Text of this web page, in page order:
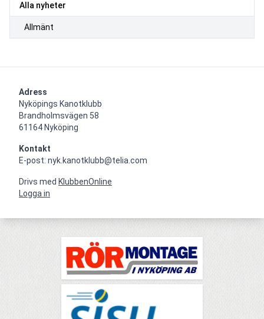
Alla nyheter
Allmänt
Adress
Nyköpings Kanotklubb
Brandholmsvägen 58
61164 Nyköping
Kontakt
E-post: nyk.kanotklubb@telia.com
Drivs med KlubbenOnline
Logga in